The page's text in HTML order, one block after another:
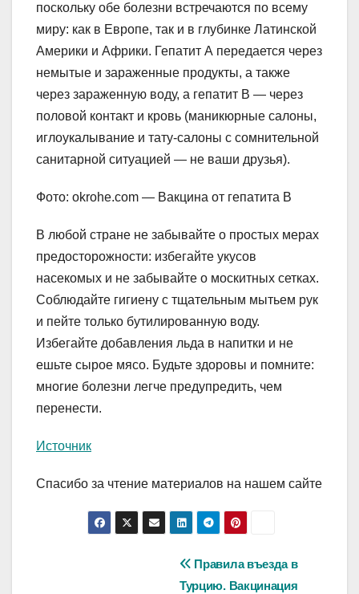
поскольку обе болезни встречаются по всему
миру: как в Европе, так и в глубинке Латинской
Америки и Африки. Гепатит А передается через
немытые и зараженные продукты, а также
через зараженную воду, а гепатит В — через
половой контакт и кровь (маникюрные салоны,
иглоукалывание и тату-салоны с сомнительной
санитарной ситуацией — не ваши друзья).
Фото: okrohe.com — Вакцина от гепатита В
В любой стране не забывайте о простых мерах
предосторожности: избегайте укусов
насекомых и не забывайте о москитных сетках.
Соблюдайте гигиену с тщательным мытьем рук
и пейте только бутилированную воду.
Избегайте добавления льда в напитки и не
ешьте сырое мясо. Будьте здоровы и помните:
многие болезни легче предупредить, чем
перенести.
Источник
Спасибо за чтение материалов на нашем сайте
Правила въезда в
Турцию. Вакцинация